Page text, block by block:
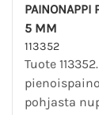
PAINONAPPI
5 MM
113352
Tuote
pohjasta